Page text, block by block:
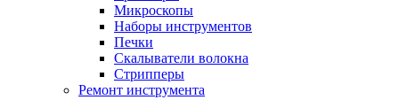
Микроскопы
Наборы инструментов
Печки
Скалыватели волокна
Стрипперы
Ремонт инструмента